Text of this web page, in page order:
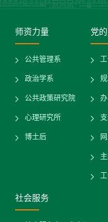
师资力量
公共管理系
政治学系
公共政策研究院
心理研究所
博士后
党
社会服务